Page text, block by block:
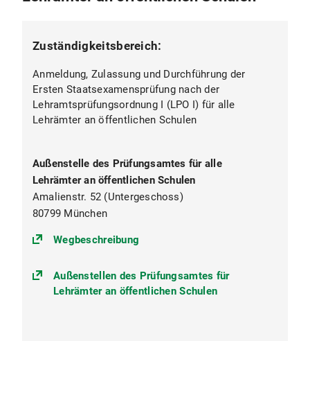
Zuständigkeitsbereich:
Anmeldung, Zulassung und Durchführung der
Ersten Staatsexamensprüfung nach der
Lehramtsprüfungsordnung I (LPO I) für alle
Lehrämter an öffentlichen Schulen
Außenstelle des Prüfungsamtes für alle
Lehrämter an öffentlichen Schulen
Amalienstr. 52 (Untergeschoss)
80799 München
Wegbeschreibung
Außenstellen des Prüfungsamtes für
Lehrämter an öffentlichen Schulen